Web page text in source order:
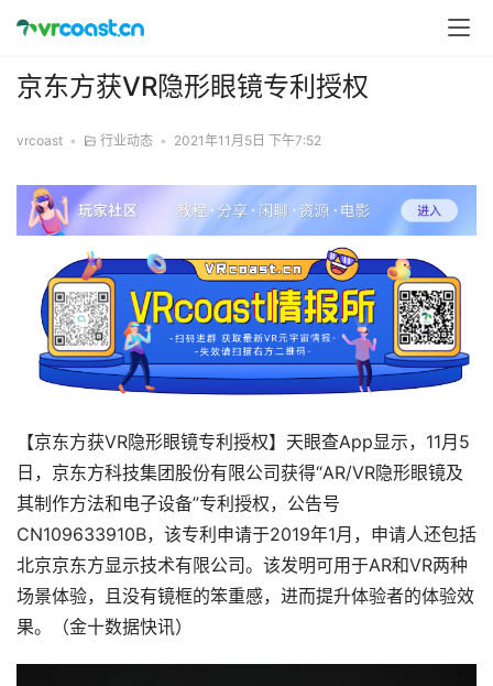
京东方获VR隐形眼镜专利授权
vrcoast • 行业动态 • 2021年11月5日 下午7:52
【京东方获VR隐形眼镜专利授权】天眼查App显示，11月5
日，京东方科技集团股份有限公司获得“AR/VR隐形眼镜及
其制作方法和电子设备”专利授权，公告号
CN109633910B，该专利申请于2019年1月，申请人还包括
北京京东方显示技术有限公司。该发明可用于AR和VR两种
场景体验，且没有镜框的笨重感，进而提升体验者的体验效
果。（金十数据快讯）